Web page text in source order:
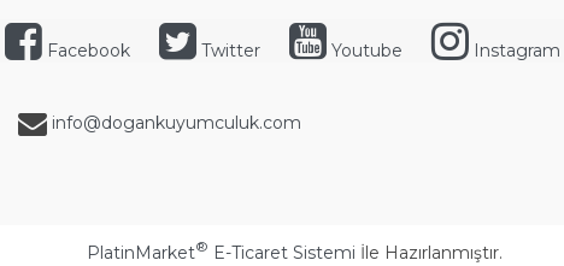
Facebook Twitter Youtube Instagram
info@dogankuyumculuk.com
PlatinMarket® E-Ticaret Sistemi İle Hazırlanmıştır.